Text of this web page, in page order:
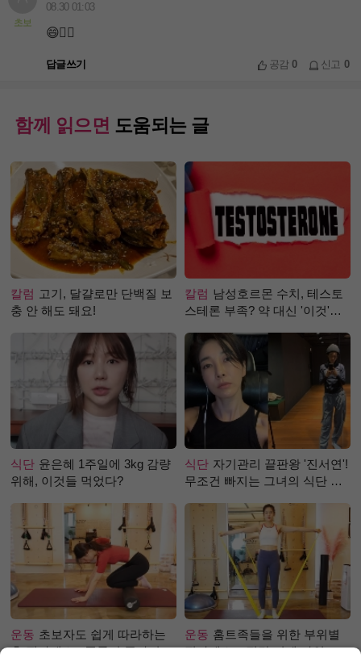
초보
08.30 01:03
😄👍🏻
답글쓰기 공감0 신고 0
함께 읽으면 도움되는 글
칼럼 고기, 달걀로만 단백질 보
충 안 해도 돼요!
칼럼 남성호르몬 수치, 테스토
스테론 부족? 약 대신 '이것'으
식단 윤은혜 1주일에 3kg 감량
위해, 이것들 먹었다?
식단 자기관리 끝판왕 '진서연'!
무조건 빠지는 그녀의 식단 정
운동 초보자도 쉽게 따라하는
홈 필라테스 - 폼롤러 종아리 알
운동 홈트족들을 위한 부위별
필라테스 – 직각 어깨 라인 만